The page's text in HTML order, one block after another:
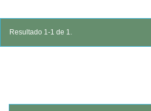
Resultado 1-1 de 1.